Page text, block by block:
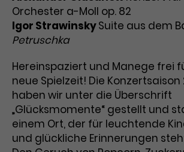
Zweck
eines Analyseberichts
Performance der
erhobenen Daten
der Besuche, die
stammen, und die
Seiten.
Name _gat_UA-63561367-1
Zweck
Dieses Cookie speichert
Informationen zu
dient der Zuordnung von
Kampagnen.
Name _gcl_dc
Anbieter Google / DoubleClick
Orchester a-Moll op. 82
Igor StrawinskySuite aus dem
Petruschka
Hereinspaziert und Manege frei
neue Spielzeit! Die Konzertsaison
haben wir unter die Überschrift
„Glücksmomente“ gestellt und
einem Ort, der für leuchtende
und glückliche Erinnerungen